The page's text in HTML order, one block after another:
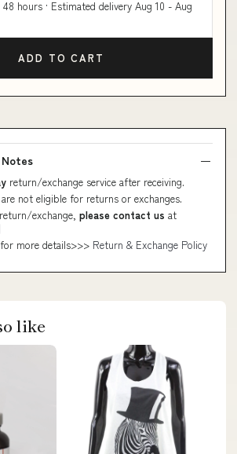
hours · Estimated delivery Aug 10 - Aug
ADD TO CART
return/exchange service after receiving.
are not eligible for returns or exchanges.
exchange, please contact us at
more details>>> Return & Exchange Policy
like